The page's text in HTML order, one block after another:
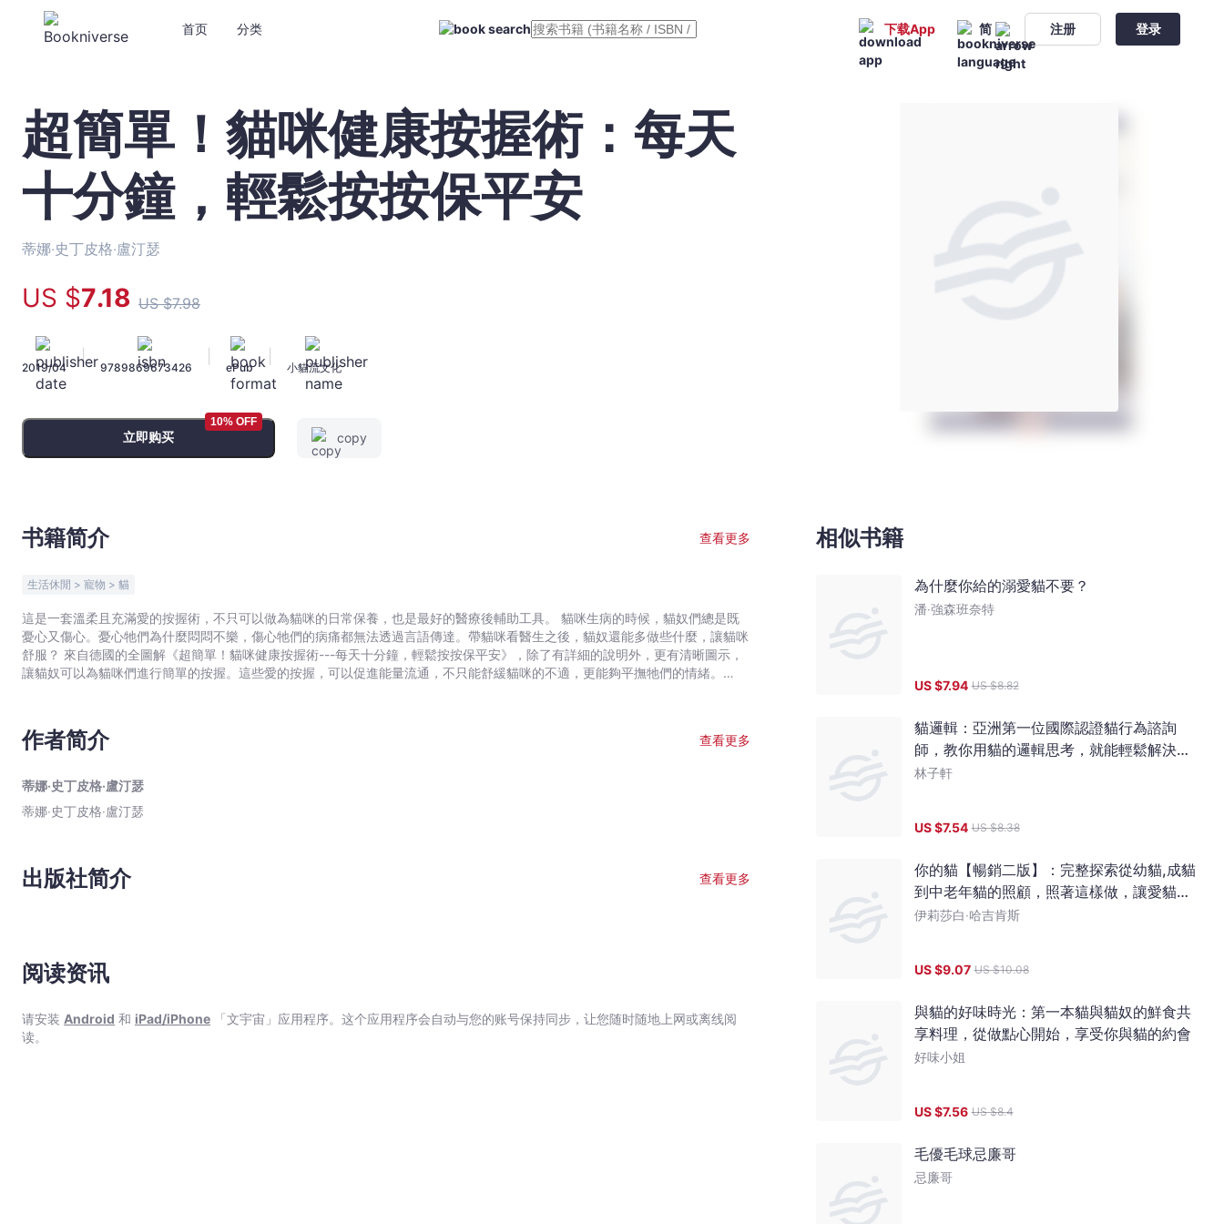
首页 分类 下载App 简 注册 登录
超
簡
單！
康
握
術：
每
天
十
鐘，
鬆
保
平
-
蒂
娜‧
史
丁
格‧
盧
瑟
-
宙
超簡單！貓咪健康按握術：每天
十分鐘，輕鬆按按保平安
蒂娜‧史丁皮格‧盧汀瑟
US $7.18 US $7.98
2019/04
|
9789869673426 ePub 小貓流文化
立即购买
10% OFF
copy
书籍简介 查看更多
生活休閒 > 寵物 > 貓
這是一套溫柔且充滿愛的按握術，不只可以做為貓咪的日常保養，也是最好的醫療後輔助工具。 貓咪生病的時候，貓奴們總是既
憂心又傷心。憂心牠們為什麼悶悶不樂，傷心牠們的病痛都無法透過言語傳達。帶貓咪看醫生之後，貓奴還能多做些什麼，讓貓咪
舒服？ 來自德國的全圖解《超簡單！貓咪健康按握術---每天十分鐘，輕鬆按按保平安》，除了有詳細的說明外，更有清晰圖示，
讓貓奴可以為貓咪們進行簡單的按握。這些愛的按握，可以促進能量流通，不只能舒緩貓咪的不適，更能夠平撫牠們的情緒。
病,行為與精神狀況,受傷與緊急狀況等，都能夠施做。 另外，受到驚嚇的貓咪,從收容所抱回來被遺棄的悲傷貓咪,憂鬱的貓咪，也
作者简介 查看更多
蒂娜‧史丁皮格‧盧汀瑟
蒂娜‧史丁皮格‧盧汀瑟
出版社简介 查看更多
阅读资讯
请安装 Android 和 iPad/iPhone 「文宇宙」应用程序。这个应用程序会自动与您的账号保持同步，让您随时随地上网或离线阅
读。
相似书籍
為什麼你給的溺愛貓不要？
潘‧強森班奈特
US $7.94 US $8.82
貓邏輯：亞洲第一位國際認證貓行為諮詢
師，教你用貓的邏輯思考，就能輕鬆解決貓
咪行為問題（暢銷新裝版）
林子軒
US $7.54 US $8.38
你的貓【暢銷二版】：完整探索從幼貓,成貓
到中老年貓的照顧，照著這樣做，讓愛貓活
得健康,幸福,長壽！每一位貓奴及獸醫的必備
伊莉莎白‧哈吉肯斯
US $9.07 US $10.08
與貓的好味時光：第一本貓與貓奴的鮮食共
享料理，從做點心開始，享受你與貓的約會
好味小姐
US $7.56 US $8.4
毛優毛球忌廉哥
忌廉哥